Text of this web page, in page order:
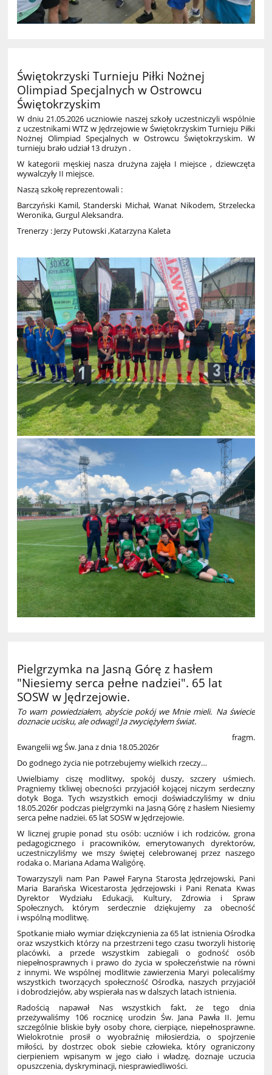
Świętokrzyski Turnieju Piłki Nożnej
Olimpiad Specjalnych w Ostrowcu
Świętokrzyskim
W dniu 21.05.2026 uczniowie naszej szkoły uczestniczyli wspólnie
z uczestnikami WTZ w Jędrzejowie w Świętokrzyskim Turnieju Piłki
Nożnej Olimpiad Specjalnych w Ostrowcu Świętokrzyskim. W
turnieju brało udział 13 drużyn .
W kategorii męskiej nasza drużyna zajęła I miejsce , dziewczęta
wywalczyły II miejsce.
Naszą szkołę reprezentowali :
Barczyński Kamil, Standerski Michał, Wanat Nikodem, Strzelecka
Weronika, Gurgul Aleksandra.
Trenerzy : Jerzy Putowski ,Katarzyna Kaleta
Pielgrzymka na Jasną Górę z hasłem
"Niesiemy serca pełne nadziei". 65 lat
SOSW w Jędrzejowie.
To wam powiedziałem, abyście pokój we Mnie mieli. Na świecie
doznacie ucisku, ale odwagi! Ja zwyciężyłem świat.
fragm.
Ewangelii wg Św. Jana z dnia 18.05.2026r
Do godnego życia nie potrzebujemy wielkich rzeczy…
Uwielbiamy ciszę modlitwy, spokój duszy, szczery uśmiech.
Pragniemy tkliwej obecności przyjaciół kojącej niczym serdeczny
dotyk Boga. Tych wszystkich emocji doświadczyliśmy w dniu
18.05.2026r podczas pielgrzymki na Jasną Górę z hasłem Niesiemy
serca pełne nadziei. 65 lat SOSW w Jędrzejowie.
W licznej grupie ponad stu osób: uczniów i ich rodziców, grona
pedagogicznego i pracowników, emerytowanych dyrektorów,
uczestniczyliśmy we mszy świętej celebrowanej przez naszego
rodaka o. Mariana Adama Waligórę.
Towarzyszyli nam Pan Paweł Faryna Starosta Jędrzejowski, Pani
Maria Barańska Wicestarosta Jędrzejowski i Pani Renata Kwas
Dyrektor Wydziału Edukacji, Kultury, Zdrowia i Spraw
Społecznych, którym serdecznie dziękujemy za obecność
i wspólną modlitwę.
Spotkanie miało wymiar dziękczynienia za 65 lat istnienia Ośrodka
oraz wszystkich którzy na przestrzeni tego czasu tworzyli historię
placówki, a przede wszystkim zabiegali o godność osób
niepełnosprawnych i prawo do życia w społeczeństwie na równi
z innymi. We wspólnej modlitwie zawierzenia Maryi polecaliśmy
wszystkich tworzących społeczność Ośrodka, naszych przyjaciół
i dobrodziejów, aby wspierała nas w dalszych latach istnienia.
Radością napawał Nas wszystkich fakt, że tego dnia
przeżywaliśmy 106 rocznicę urodzin Św. Jana Pawła II. Jemu
szczególnie bliskie były osoby chore, cierpiące, niepełnosprawne.
Wielokrotnie prosił o wyobraźnię miłosierdzia, o spojrzenie
miłości, by dostrzec obok siebie człowieka, który ograniczony
cierpieniem wpisanym w jego ciało i władzę, doznaje uczucia
opuszczenia, dyskryminacji, niesprawiedliwości.